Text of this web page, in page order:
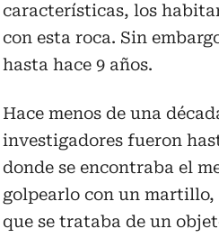
características, los
con esta roca. Sin
hasta hace 9 años.
Hace menos de una
investigadores fueron
donde se encontraba el
golpearlo con un martillo,
que se trataba de un